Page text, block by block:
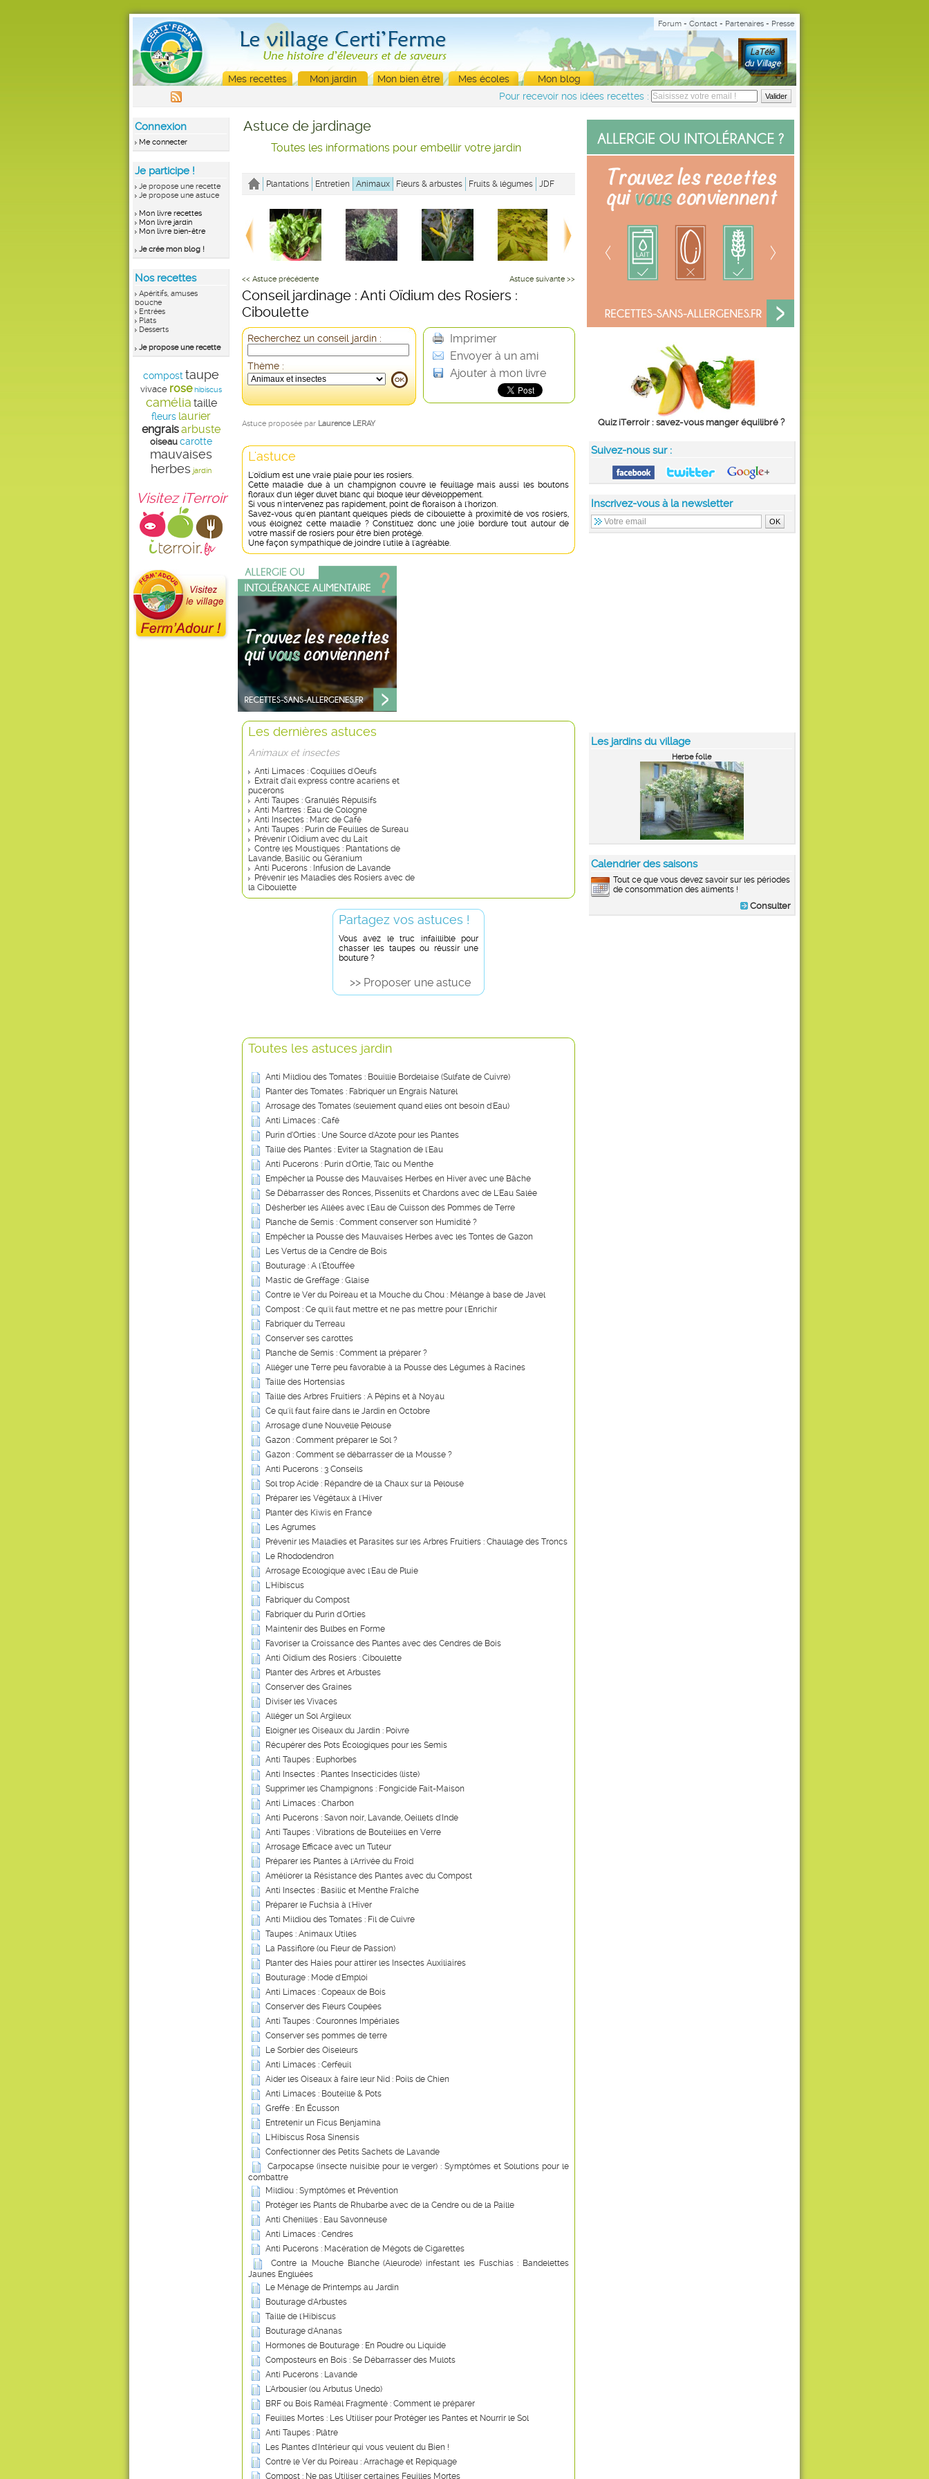
Forum - Contact - Partenaires - Presse
Mes recettes Mon jardin Mon bien être Mes écoles
Mon blog
Pour recevoir nos idées recettes :
Connexion
Me connecter
Je participe !
Je propose une recette
Je propose une astuce
Mon livre recettes
Mon livre jardin
Mon livre bien-être
Je crée mon blog !
Nos recettes
Apéritifs, amuses
bouche
Entrées
Plats
Desserts
Je propose une recette
compost taupe
vivace rose hibiscus
camélia taille
fleurs laurier
engraisarbuste
oiseau carotte
mauvaises
herbes jardin
Visitez iTerroir
Quiz iTerroir : savez-vous manger équilibré ?
Suivez-nous sur :
Inscrivez-vous à la newsletter
Les jardins du village
Herbe folle
Calendrier des saisons
Tout ce que vous devez savoir sur les périodes
de consommation des aliments !
Consulter
Astuce de jardinage
Toutes les informations pour embellir votre jardin
Plantations Entretien Animaux Fleurs & arbustes Fruits & légumes JDF
Astuce suivante >>
<< Astuce précédente
Conseil jardinage : Anti Oïdium des Rosiers :
Ciboulette
Recherchez un conseil jardin :
Thème :
Imprimer
Envoyer à un ami
Ajouter à mon livre
Astuce proposée par Laurence LERAY
L'astuce
L'oïdium est une vraie plaie pour les rosiers.
Cette maladie due à un champignon couvre le feuillage mais aussi les boutons
floraux d'un léger duvet blanc qui bloque leur développement.
Si vous n'intervenez pas rapidement, point de floraison à l'horizon.
Savez-vous qu'en plantant quelques pieds de ciboulette à proximité de vos rosiers,
vous éloignez cette maladie ? Constituez donc une jolie bordure tout autour de
votre massif de rosiers pour être bien protégé.
Une façon sympathique de joindre l'utile à l'agréable.
Les dernières astuces
Animaux et insectes
Anti Limaces : Coquilles d'Oeufs
Extrait d’ail express contre acariens et
pucerons
Anti Taupes : Granulés Répulsifs
Anti Martres : Eau de Cologne
Anti Insectes : Marc de Café
Anti Taupes : Purin de Feuilles de Sureau
Prévenir l'Oidium avec du Lait
Contre les Moustiques : Plantations de
Lavande, Basilic ou Géranium
Anti Pucerons : Infusion de Lavande
Prévenir les Maladies des Rosiers avec de
la Ciboulette
Partagez vos astuces !
Vous avez le truc infaillible pour
chasser les taupes ou réussir une
bouture ?
>> Proposer une astuce
Toutes les astuces jardin
Anti Mildiou des Tomates : Bouillie Bordelaise (Sulfate de Cuivre)
Planter des Tomates : Fabriquer un Engrais Naturel
Arrosage des Tomates (seulement quand elles ont besoin d'Eau)
Anti Limaces : Café
Purin d’Orties : Une Source d'Azote pour les Plantes
Taille des Plantes : Eviter la Stagnation de l'Eau
Anti Pucerons : Purin d'Ortie, Talc ou Menthe
Empêcher la Pousse des Mauvaises Herbes en Hiver avec une Bâche
Se Débarrasser des Ronces, Pissenlits et Chardons avec de L'Eau Salée
Désherber les Allées avec l'Eau de Cuisson des Pommes de Terre
Planche de Semis : Comment conserver son Humidité ?
Empêcher la Pousse des Mauvaises Herbes avec les Tontes de Gazon
Les Vertus de la Cendre de Bois
Bouturage : A l’Étouffée
Mastic de Greffage : Glaise
Contre le Ver du Poireau et la Mouche du Chou : Mélange à base de Javel
Compost : Ce qu'il faut mettre et ne pas mettre pour l'Enrichir
Fabriquer du Terreau
Conserver ses carottes
Planche de Semis : Comment la préparer ?
Alléger une Terre peu favorable à la Pousse des Légumes à Racines
Taille des Hortensias
Taille des Arbres Fruitiers : A Pépins et à Noyau
Ce qu'il faut faire dans le Jardin en Octobre
Arrosage d'une Nouvelle Pelouse
Gazon : Comment préparer le Sol ?
Gazon : Comment se débarrasser de la Mousse ?
Anti Pucerons : 3 Conseils
Sol trop Acide : Répandre de la Chaux sur la Pelouse
Préparer les Végétaux à l'Hiver
Planter des Kiwis en France
Les Agrumes
Prévenir les Maladies et Parasites sur les Arbres Fruitiers : Chaulage des Troncs
Le Rhododendron
Arrosage Ecologique avec l'Eau de Pluie
L'Hibiscus
Fabriquer du Compost
Fabriquer du Purin d'Orties
Maintenir des Bulbes en Forme
Favoriser la Croissance des Plantes avec des Cendres de Bois
Anti Oïdium des Rosiers : Ciboulette
Planter des Arbres et Arbustes
Conserver des Graines
Diviser les Vivaces
Alléger un Sol Argileux
Eloigner les Oiseaux du Jardin : Poivre
Récupérer des Pots Écologiques pour les Semis
Anti Taupes : Euphorbes
Anti Insectes : Plantes Insecticides (liste)
Supprimer les Champignons : Fongicide Fait-Maison
Anti Limaces : Charbon
Anti Pucerons : Savon noir, Lavande, Oeillets d'Inde
Anti Taupes : Vibrations de Bouteilles en Verre
Arrosage Efficace avec un Tuteur
Préparer les Plantes à l'Arrivée du Froid
Améliorer la Résistance des Plantes avec du Compost
Anti Insectes : Basilic et Menthe Fraîche
Préparer le Fuchsia à l'Hiver
Anti Mildiou des Tomates : Fil de Cuivre
Taupes : Animaux Utiles
La Passiflore (ou Fleur de Passion)
Planter des Haies pour attirer les Insectes Auxiliaires
Bouturage : Mode d'Emploi
Anti Limaces : Copeaux de Bois
Conserver des Fleurs Coupées
Anti Taupes : Couronnes Impériales
Conserver ses pommes de terre
Le Sorbier des Oiseleurs
Anti Limaces : Cerfeuil
Aider les Oiseaux à faire leur Nid : Poils de Chien
Anti Limaces : Bouteille & Pots
Greffe : En Écusson
Entretenir un Ficus Benjamina
L'Hibiscus Rosa Sinensis
Confectionner des Petits Sachets de Lavande
Carpocapse (insecte nuisible pour le verger) : Symptômes et Solutions pour le
combattre
Mildiou : Symptômes et Prévention
Protéger les Plants de Rhubarbe avec de la Cendre ou de la Paille
Anti Chenilles : Eau Savonneuse
Anti Limaces : Cendres
Anti Pucerons : Macération de Mégots de Cigarettes
Contre la Mouche Blanche (Aleurode) infestant les Fuschias : Bandelettes
Jaunes Engluées
Le Ménage de Printemps au Jardin
Bouturage d'Arbustes
Taille de l'Hibiscus
Bouturage d'Ananas
Hormones de Bouturage : En Poudre ou Liquide
Composteurs en Bois : Se Débarrasser des Mulots
Anti Pucerons : Lavande
L'Arbousier (ou Arbutus Unedo)
BRF ou Bois Raméal Fragmenté : Comment le préparer
Feuilles Mortes : Les Utiliser pour Protéger les Pantes et Nourrir le Sol
Anti Taupes : Plâtre
Les Plantes d'Intérieur qui vous veulent du Bien !
Contre le Ver du Poireau : Arrachage et Repiquage
Compost : Ne pas Utiliser certaines Feuilles Mortes